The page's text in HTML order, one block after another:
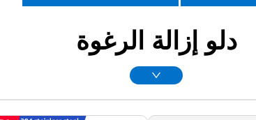
دلو إزالة الرغوة